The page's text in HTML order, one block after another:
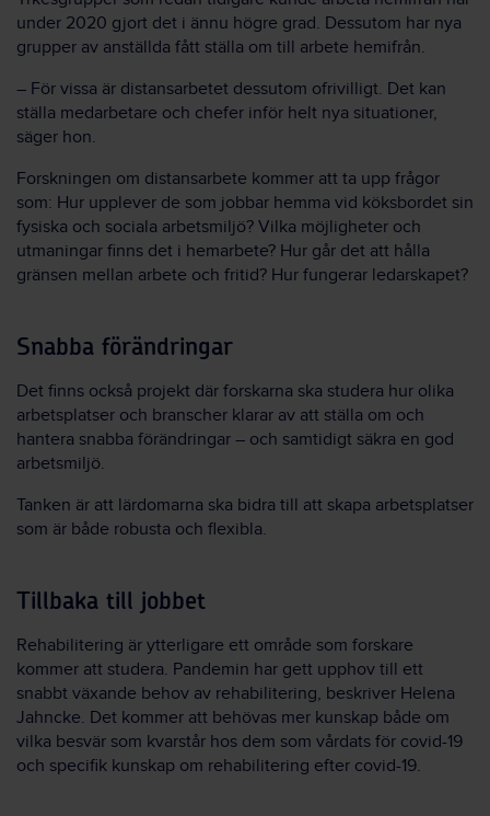
under 2020 gjort det i ännu högre grad. Dessutom har nya
grupper av anställda fått ställa om till arbete hemifrån.
– För vissa är distansarbetet dessutom ofrivilligt. Det kan
ställa medarbetare och chefer inför helt nya situationer,
säger hon.
Forskningen om distansarbete kommer att ta upp frågor
som: Hur upplever de som jobbar hemma vid köksbordet sin
fysiska och sociala arbetsmiljö? Vilka möjligheter och
utmaningar finns det i hemarbete? Hur går det att hålla
gränsen mellan arbete och fritid? Hur fungerar ledarskapet?
Snabba förändringar
Det finns också projekt där forskarna ska studera hur olika
arbetsplatser och branscher klarar av att ställa om och
hantera snabba förändringar – och samtidigt säkra en god
arbetsmiljö.
Tanken är att lärdomarna ska bidra till att skapa arbetsplatser
som är både robusta och flexibla.
Tillbaka till jobbet
Rehabilitering är ytterligare ett område som forskare
kommer att studera. Pandemin har gett upphov till ett
snabbt växande behov av rehabilitering, beskriver Helena
Jahncke. Det kommer att behövas mer kunskap både om
vilka besvär som kvarstår hos dem som vårdats för covid-19
och specifik kunskap om rehabilitering efter covid-19.